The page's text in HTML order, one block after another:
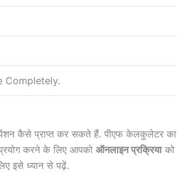
Completely.
कैसे प्राप्त कर सकते हैं. पीएफ केलकुलेटर का
करने के लिए आपको ऑनलाइन प्रक्रियाको
इसे ध्यान से पढ़ें.